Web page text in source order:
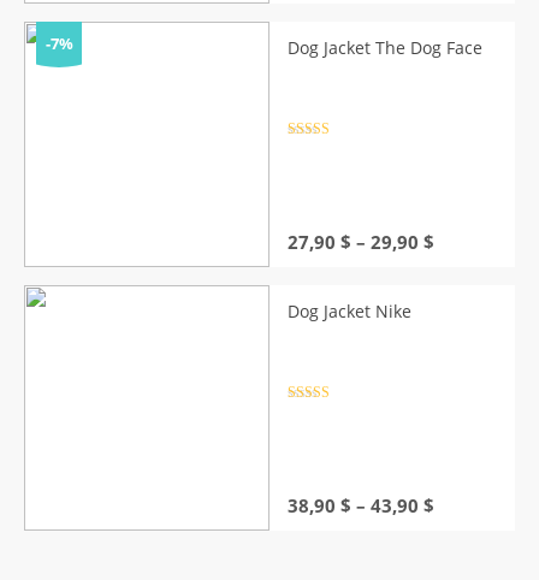
through
59,90 $
-7% Dog Jacket The Dog Face
27,90 $ – 29,90 $
Dog Jacket Nike
38,90 $ – 43,90 $